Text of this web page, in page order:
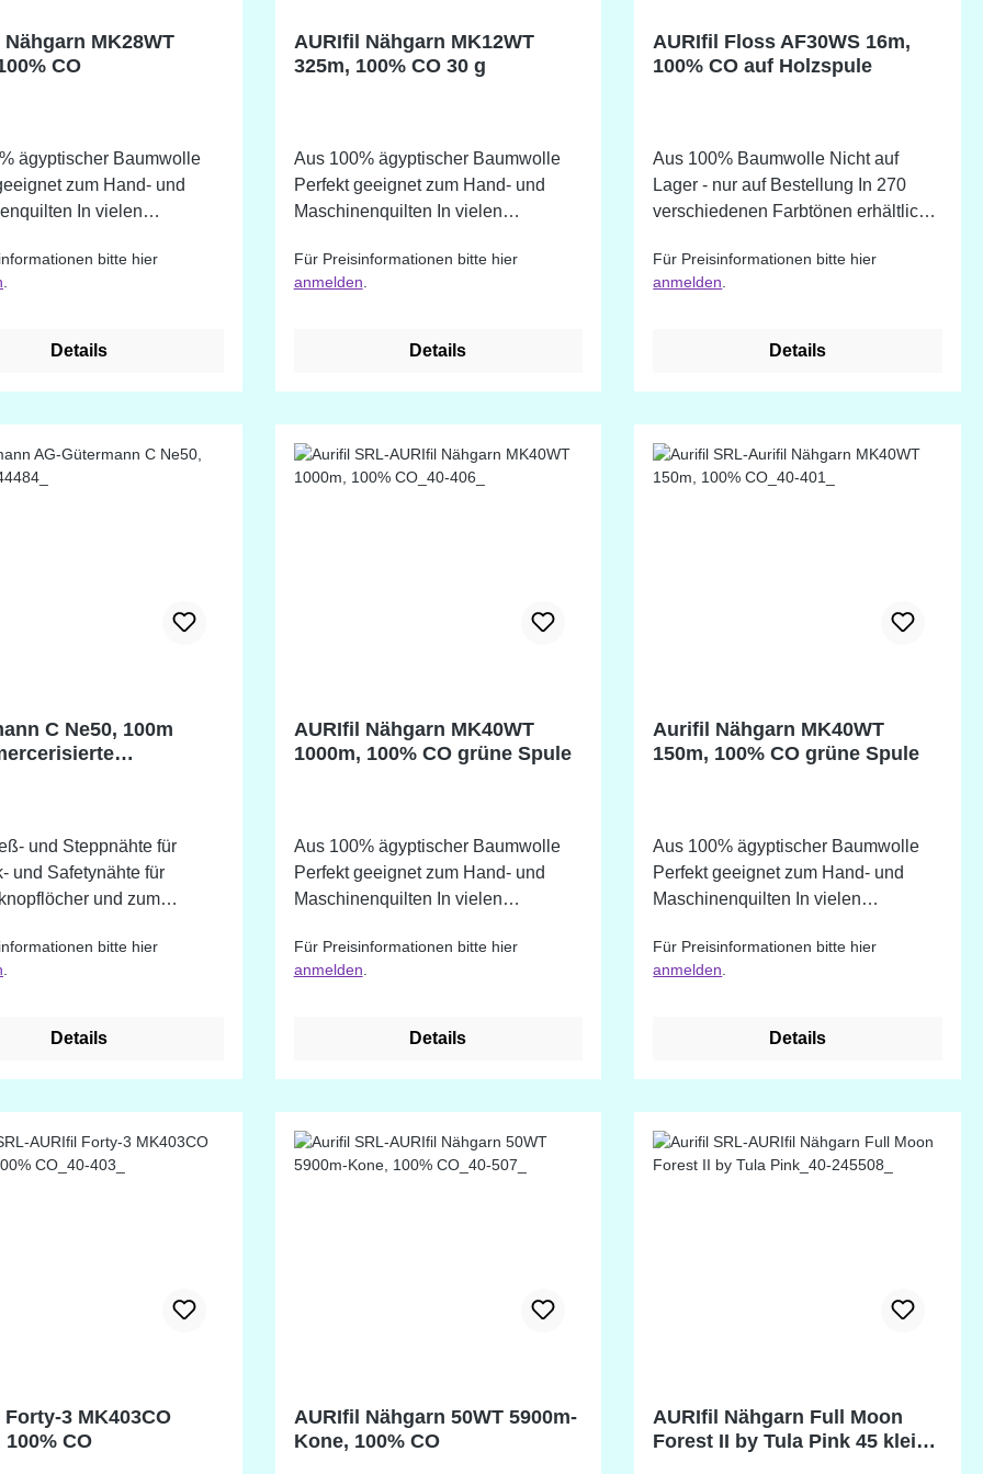
MK28WT
CO
ägyptischer Baumwolle
zum Hand- und
In vielen
nicht im Shop bestellbar
wir auf Anfrage
Darstellung auf
möglich!
bitte hier
Details
AURIfil Nähgarn MK12WT
325m, 100% CO 30 g
Aus 100% ägyptischer Baumwolle
Perfekt geeignet zum Hand- und
Maschinenquilten In vielen
Farben die nicht im Shop bestellbar
sind, können wir auf Anfrage
unterschiedliche Darstellung auf
Farbabweichung möglich!
Für Preisinformationen bitte hier
anmelden
Details
AURIfil Floss AF30WS 16m,
100% CO auf Holzspule
Aus 100% Baumwolle Nicht auf
Lager - nur auf Bestellung In 270
verschiedenen Farbtönen erhältlich.
auf wunderschöne Holzspulen
gewickelt. Das Garn ist hervorragend
Stickerei, Tatting, Applizieren und um
setzen.
Für Preisinformationen bitte hier
anmelden
Details
C Ne50, 100m
und Steppnähte für
und Safetynähte für
und zum
Nähte weich und
reiß- und scheuerfest
bitte hier
Details
AURIfil Nähgarn MK40WT
1000m, 100% CO grüne Spule
Aus 100% ägyptischer Baumwolle
Perfekt geeignet zum Hand- und
Maschinenquilten In vielen
Farben die nicht im Shop bestellbar
sind, können wir auf Anfrage
unterschiedliche Darstellung auf
Farbabweichung möglich!
Für Preisinformationen bitte hier
anmelden
Details
Aurifil Nähgarn MK40WT
150m, 100% CO grüne Spule
Aus 100% ägyptischer Baumwolle
Perfekt geeignet zum Hand- und
Maschinenquilten In vielen
Farben die nicht im Shop bestellbar
sind, können wir auf Anfrage
unterschiedliche Darstellung auf
Farbabweichung möglich!
Für Preisinformationen bitte hier
anmelden
Details
3 MK403CO
100% CO
AURIfil Nähgarn 50WT 5900m-
Kone, 100% CO
AURIfil Nähgarn Full Moon
Forest II by Tula Pink 45 kleine